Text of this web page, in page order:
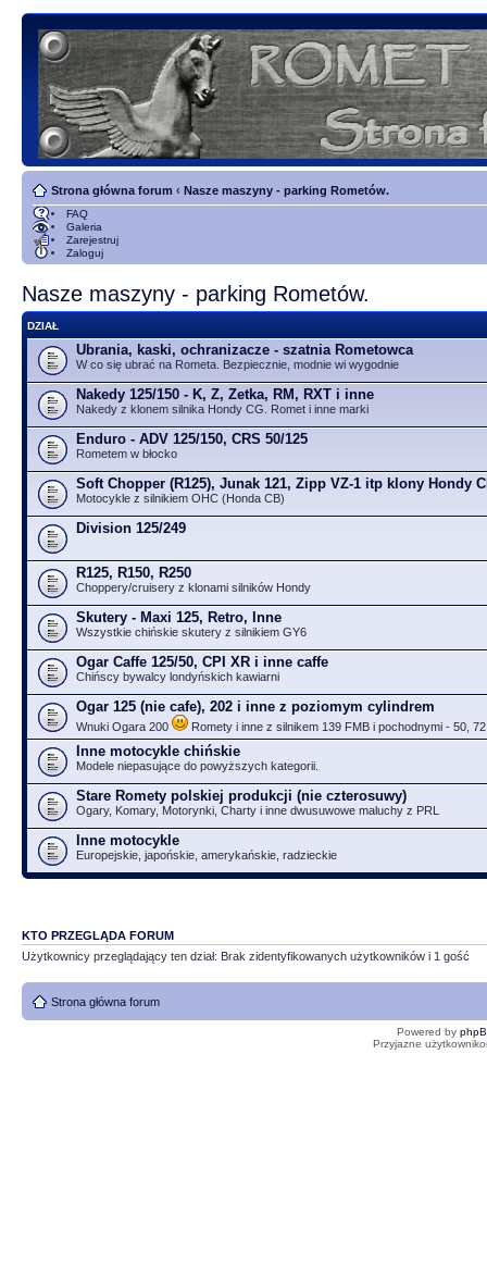
Strona główna forum ‹ Nasze maszyny - parking Rometów.
FAQ
Galeria
Zarejestruj
Zaloguj
Nasze maszyny - parking Rometów.
DZIAŁ
Ubrania, kaski, ochranizacze - szatnia Rometowca
W co się ubrać na Rometa. Bezpiecznie, modnie wi wygodnie
Nakedy 125/150 - K, Z, Zetka, RM, RXT i inne
Nakedy z klonem silnika Hondy CG. Romet i inne marki
Enduro - ADV 125/150, CRS 50/125
Rometem w błocko
Soft Chopper (R125), Junak 121, Zipp VZ-1 itp klony Hondy
Motocykle z silnikiem OHC (Honda CB)
Division 125/249
R125, R150, R250
Choppery/cruisery z klonami silników Hondy
Skutery - Maxi 125, Retro, Inne
Wszystkie chińskie skutery z silnikiem GY6
Ogar Caffe 125/50, CPI XR i inne caffe
Chińscy bywalcy londyńskich kawiarni
Ogar 125 (nie cafe), 202 i inne z poziomym cylindrem
Wnuki Ogara 200 Romety i inne z silnikem 139 FMB i pochodnymi - 50,
Inne motocykle chińskie
Modele niepasujące do powyższych kategorii.
Stare Romety polskiej produkcji (nie czterosuwy)
Ogary, Komary, Motorynki, Charty i inne dwusuwowe maluchy z PRL
Inne motocykle
Europejskie, japońskie, amerykańskie, radzieckie
KTO PRZEGLĄDA FORUM
Użytkownicy przeglądający ten dział: Brak zidentyfikowanych użytkowników i 1 gość
Strona główna forum
Powered by
Przyjazne